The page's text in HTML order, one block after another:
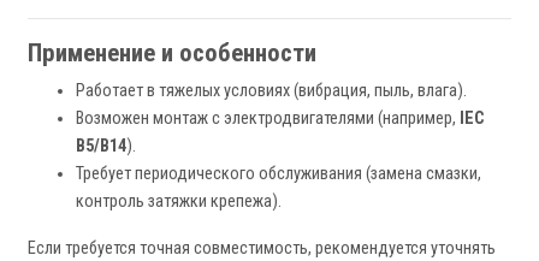
Применение и особенности
Работает в тяжелых условиях (вибрация, пыль, влага).
Возможен монтаж с электродвигателями (например,
IEC
B5/B14).
Требует периодического обслуживания (замена смазки,
контроль затяжки крепежа).
Если требуется точная совместимость, рекомендуется уточнять